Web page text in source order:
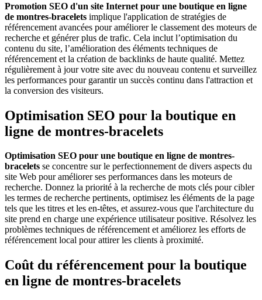
Promotion SEO d'un site Internet pour une boutique en ligne
de montres-bracelets implique l'application de stratégies de
référencement avancées pour améliorer le classement des moteurs de
recherche et générer plus de trafic. Cela inclut l’optimisation du
contenu du site, l’amélioration des éléments techniques de
référencement et la création de backlinks de haute qualité. Mettez
régulièrement à jour votre site avec du nouveau contenu et surveillez
les performances pour garantir un succès continu dans l'attraction et
la conversion des visiteurs.
Optimisation SEO pour la boutique en
ligne de montres-bracelets
Optimisation SEO pour une boutique en ligne de montres-
bracelets se concentre sur le perfectionnement de divers aspects du
site Web pour améliorer ses performances dans les moteurs de
recherche. Donnez la priorité à la recherche de mots clés pour cibler
les termes de recherche pertinents, optimisez les éléments de la page
tels que les titres et les en-têtes, et assurez-vous que l'architecture du
site prend en charge une expérience utilisateur positive. Résolvez les
problèmes techniques de référencement et améliorez les efforts de
référencement local pour attirer les clients à proximité.
Coût du référencement pour la boutique
en ligne de montres-bracelets